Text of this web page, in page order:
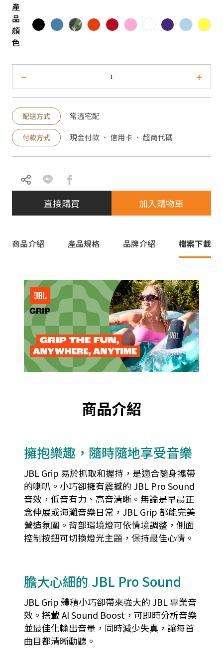
產
品
顏
色
配送方式 常溫宅配
付款方式 現金付款 、 信用卡 、 超商代碼
直接購買 加入購物車
商品介紹 產品規格 品牌介紹 檔案下載
商品介紹
擁抱樂趣，隨時隨地享受音樂
JBL Grip 易於抓取和握持，是適合隨身攜帶
的喇叭。小巧卻擁有震撼的 JBL Pro Sound
音效，低音有力、高音清晰。無論是早晨正
念伸展或海灘音樂日常，JBL Grip 都能完美
營造氛圍。背部環境燈可依情境調整，側面
控制按鈕可切換燈光主題，保持最佳心情。
膽大心細的 JBL Pro Sound
JBL Grip 體積小巧卻帶來強大的 JBL 專業音
效。搭載 AI Sound Boost，可即時分析音樂
並最佳化輸出音量，同時減少失真，讓每首
曲目都清晰動聽。